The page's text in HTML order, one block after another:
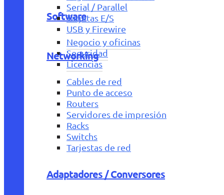
Software
Negocio y oficinas
Seguridad
Licencias
Serial / Parallel
Tarjetas E/S
USB y Firewire
Networking
Cables de red
Punto de acceso
Routers
Servidores de impresión
Racks
Switchs
Tarjestas de red
Adaptadores / Conversores